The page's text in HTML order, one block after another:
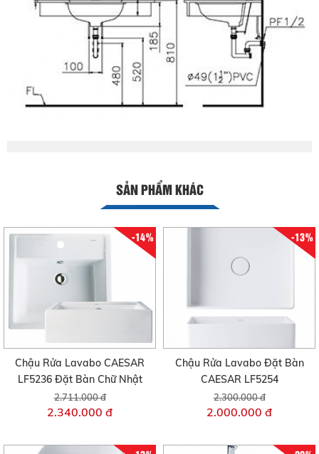
SẢN PHẨM KHÁC
-14%
Chậu Rửa Lavabo CAESAR
LF5236 Đặt Bàn Chữ Nhật
2.711.000 đ
2.340.000 đ
-13%
Chậu Rửa Lavabo Đặt Bàn
CAESAR LF5254
2.300.000 đ
2.000.000 đ